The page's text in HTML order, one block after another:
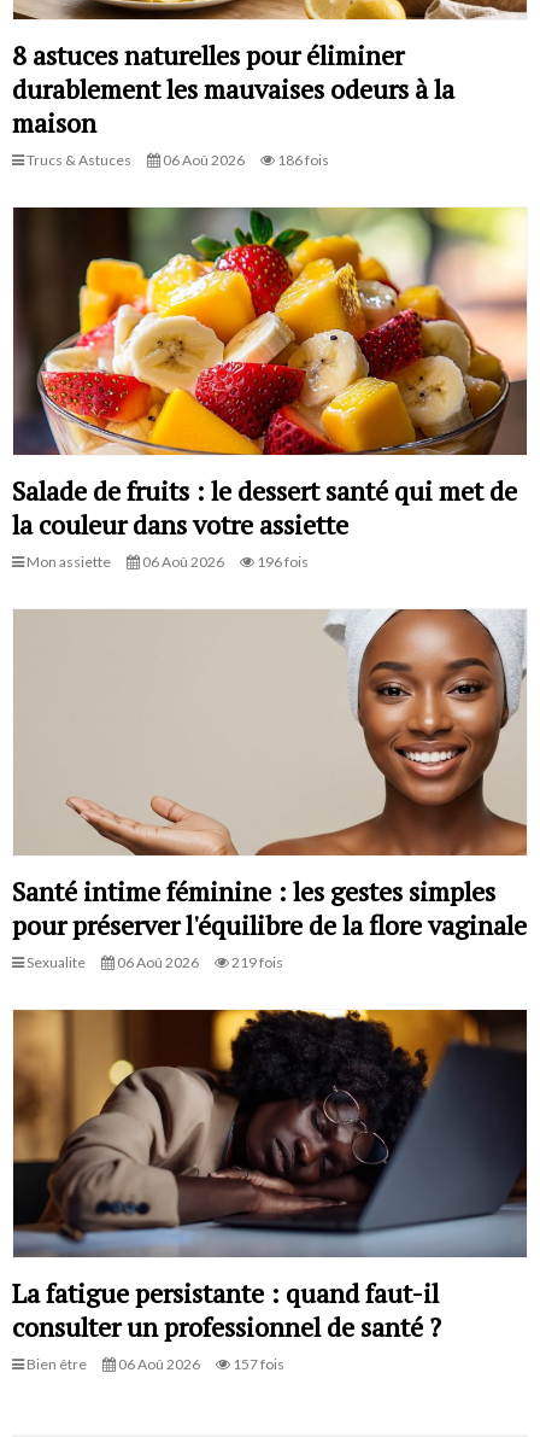
8 astuces naturelles pour éliminer
durablement les mauvaises odeurs à la
maison
Trucs & Astuces 06 Aoû 2026 186 fois
Salade de fruits : le dessert santé qui met de
la couleur dans votre assiette
Mon assiette 06 Aoû 2026 196 fois
Santé intime féminine : les gestes simples
pour préserver l'équilibre de la flore vaginale
Sexualite 06 Aoû 2026 219 fois
La fatigue persistante : quand faut-il
consulter un professionnel de santé ?
Bien être 06 Aoû 2026 157 fois